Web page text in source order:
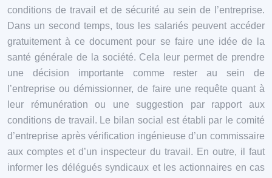
conditions de travail et de sécurité au sein de l’entreprise.
Dans un second temps, tous les salariés peuvent accéder
gratuitement à ce document pour se faire une idée de la
santé générale de la société. Cela leur permet de prendre
une décision importante comme rester au sein de
l’entreprise ou démissionner, de faire une requête quant à
leur rémunération ou une suggestion par rapport aux
conditions de travail. Le bilan social est établi par le comité
d’entreprise après vérification ingénieuse d’un commissaire
aux comptes et d’un inspecteur du travail. En outre, il faut
informer les délégués syndicaux et les actionnaires en cas